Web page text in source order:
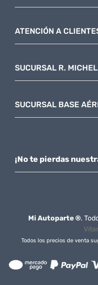
¡No te pierdas
ATENCIÓN A
SUCURSAL R. MICHEL
SUCURSAL BASE
Mi Autoparte ®.
Todos los precios de venta